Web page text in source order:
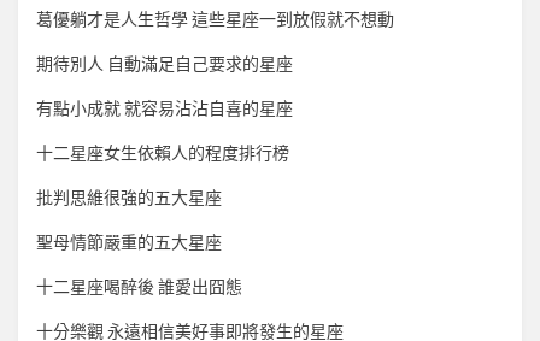
葛優躺才是人生哲學 這些星座一到放假就不想動
期待別人 自動滿足自己要求的星座
有點小成就 就容易沾沾自喜的星座
十二星座女生依賴人的程度排行榜
批判思維很強的五大星座
聖母情節嚴重的五大星座
十二星座喝醉後 誰愛出囧態
十分樂觀 永遠相信美好事即將發生的星座